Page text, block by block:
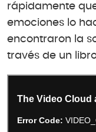
rápidamente
emociones lo
encontraron la
través de un